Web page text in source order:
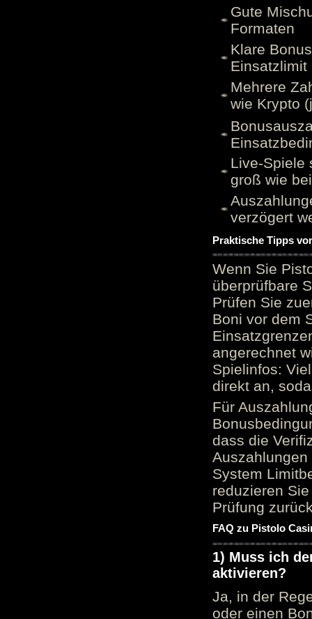
Gute
Formaten
Klare
Einsatzlimit
Mehrere
wie Krypto
Live-Spiele
groß wie
verzögert
Praktische Tipps
Wenn Sie
überprüfbare
Prüfen Sie
Boni vor dem
angerechnet
Spielinfos:
direkt an,
Für
dass die
System
reduzieren
Prüfung
FAQ zu Pistolo
1) Muss ich
aktivieren?
Ja, in der
oder einen